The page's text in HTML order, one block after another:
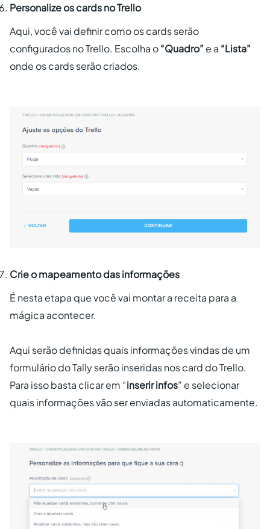
Personalize os cards no Trello
Aqui, você vai definir como os cards serão
configurados no Trello. Escolha o“Quadro” e a “Lista”
onde os cards serão criados.
Crie o mapeamento das informações
É nesta etapa que você vai montar a receita para a
mágica acontecer.
Aqui serão definidas quais informações vindas de um
formulário do Tally serão inseridas nos card do Trello.
Para isso basta clicar em “inserir infos” e selecionar
quais informações vão ser enviadas automaticamente.